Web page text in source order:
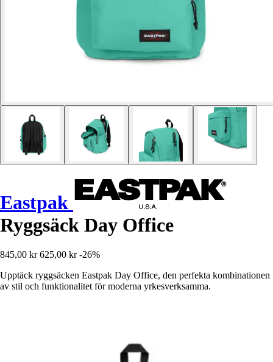
Eastpak
Ryggsäck Day Office
845,00 kr 625,00 kr -26%
Upptäck ryggsäcken Eastpak Day Office, den perfekta kombinationen
av stil och funktionalitet för moderna yrkesverksamma.